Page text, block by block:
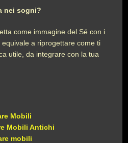
nei sogni?
come immagine del Sé con i
a riprogettare come ti
utile, da integrare con la tua
Mobili
Mobili Antichi
mobili